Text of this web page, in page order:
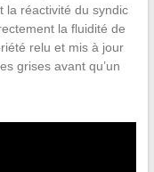
la réactivité du syndic
la fluidité de
relu et mis à jour
grises avant qu’un